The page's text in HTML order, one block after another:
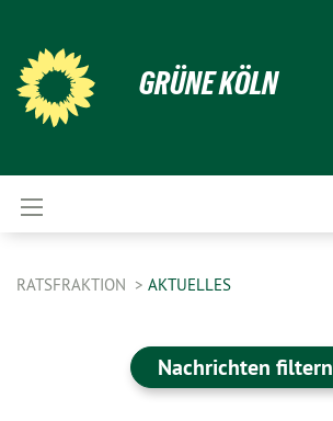
GRÜNE KÖLN
RATSFRAKTION AKTUELLES
Nachrichten filtern